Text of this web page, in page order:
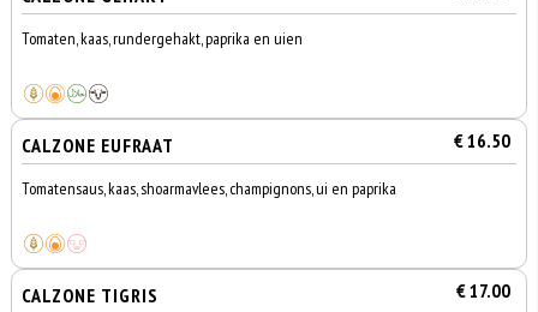
Tomaten, kaas, rundergehakt, paprika en uien
CALZONE EUFRAAT € 16.50
Tomatensaus, kaas, shoarmavlees, champignons, ui en paprika
CALZONE TIGRIS € 17.00